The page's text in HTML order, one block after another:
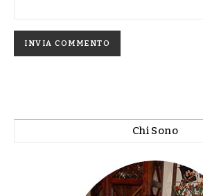
Chi Sono